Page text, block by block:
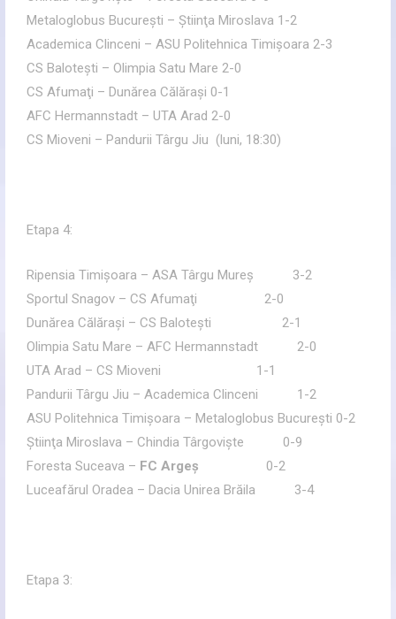
Metaloglobus Bucureşti – Ştiinţa Miroslava 1-2
Academica Clinceni – ASU Politehnica Timişoara 2-3
CS Baloteşti – Olimpia Satu Mare 2-0
CS Afumaţi – Dunărea Călăraşi 0-1
AFC Hermannstadt – UTA Arad 2-0
CS Mioveni – Pandurii Târgu Jiu (luni, 18:30)
Etapa 4:
Ripensia Timişoara – ASA Târgu Mureş 3-2
Sportul Snagov – CS Afumaţi 2-0
Dunărea Călăraşi – CS Baloteşti 2-1
Olimpia Satu Mare – AFC Hermannstadt 2-0
UTA Arad – CS Mioveni 1-1
Pandurii Târgu Jiu – Academica Clinceni 1-2
ASU Politehnica Timişoara – Metaloglobus Bucureşti 0-2
Ştiinţa Miroslava – Chindia Târgovişte 0-9
Foresta Suceava – FC Argeş 0-2
Luceafărul Oradea – Dacia Unirea Brăila 3-4
Etapa 3: